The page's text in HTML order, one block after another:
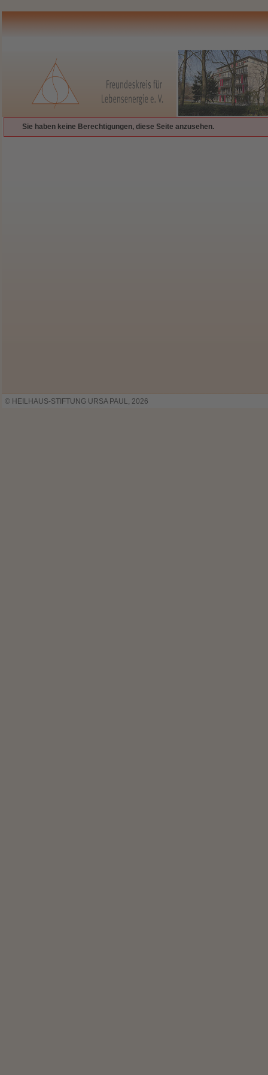
Sie haben keine Berechtigungen, diese Seite anzusehen.
© HEILHAUS-STIFTUNG URSA PAUL, 2026